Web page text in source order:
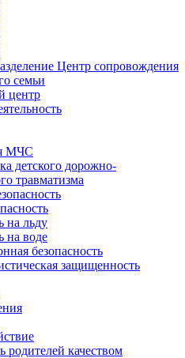
Центр сопровождения
семьи
центр
МЧС
детского дорожно-
травматизма
на льду
на воде
безопасность
защищенность
родителей качеством